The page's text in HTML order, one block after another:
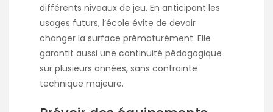
différents niveaux de jeu. En anticipant les
usages futurs, l’école évite de devoir
changer la surface prématurément. Elle
garantit aussi une continuité pédagogique
sur plusieurs années, sans contrainte
technique majeure.